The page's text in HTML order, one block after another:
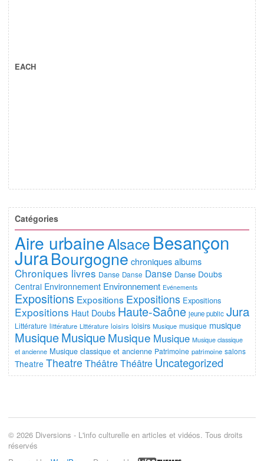
EACH
Catégories
Aire urbaineAlsace Besançon
JuraBourgogne chroniques albums
Chroniques livres Danse Danse Danse Danse Doubs
Central Environnement Environnement Evénements
Expositions Expositions Expositions Expositions
Expositions Haut Doubs Haute-Saône jeune public Jura
Littérature littérature Littérature loisirs loisirs Musique musique musique
MusiqueMusiqueMusique Musique Musique classique
et ancienne Musique classique et ancienne Patrimoine patrimoine salons
Theatre Theatre ThéâtreThéâtre Uncategorized
© 2026 Diversions - L'info culturelle en articles et vidéos. Tous droits
réservés